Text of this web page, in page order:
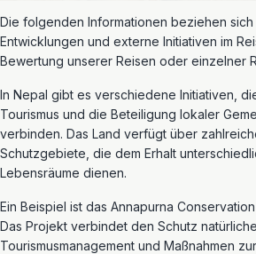
Die folgenden Informationen beziehen
Entwicklungen und externe Initiativen im
Bewertung unserer Reisen oder einzelner
In Nepal gibt es verschiedene Initiativen,
Tourismus und die Beteiligung lokaler
verbinden. Das Land verfügt über
Schutzgebiete, die dem Erhalt
Lebensräume dienen.
Ein Beispiel ist das Annapurna
Das Projekt verbindet den Schutz
Tourismusmanagement und Maßnahmen